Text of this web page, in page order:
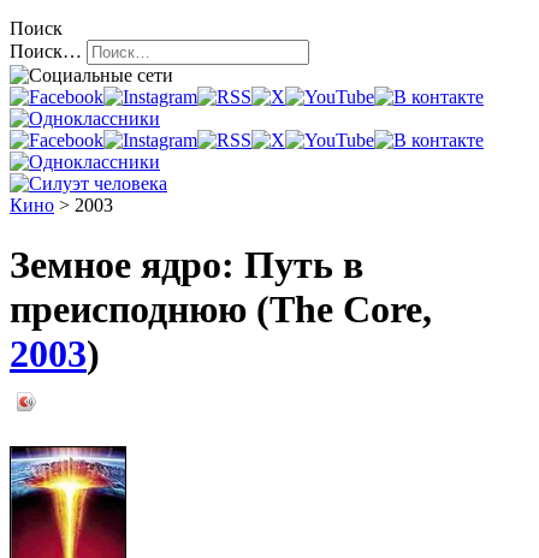
Поиск
Поиск…
Кино > 2003
Земное ядро: Путь в
преисподнюю (The Core,
2003)